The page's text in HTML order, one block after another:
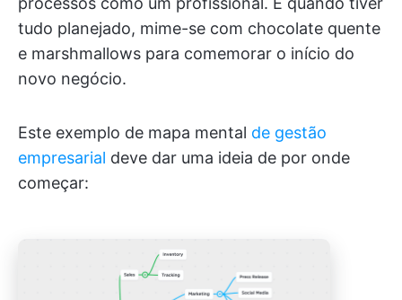
tudo planejado, mime-se com chocolate quente
e marshmallows para comemorar o início do
novo negócio.
Este exemplo de mapa mental de gestão
empresarial deve dar uma ideia de por onde
começar: